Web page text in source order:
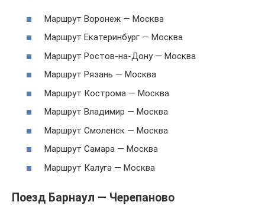
Маршрут Воронеж — Москва
Маршрут Екатеринбург — Москва
Маршрут Ростов-на-Дону — Москва
Маршрут Рязань — Москва
Маршрут Кострома — Москва
Маршрут Владимир — Москва
Маршрут Смоленск — Москва
Маршрут Самара — Москва
Маршрут Калуга — Москва
Поезд Барнаул — Черепаново